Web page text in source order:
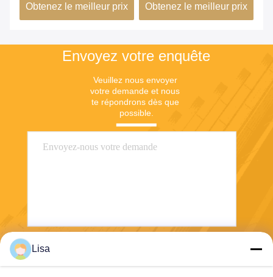
Obtenez le meilleur prix
stabilité dimensionnelle
dans les bâtiments verts
Obtenez le meilleur prix
Envoyez votre enquête
Veuillez nous envoyer
votre demande et nous
te répondrons dès que
possible.
Lisa